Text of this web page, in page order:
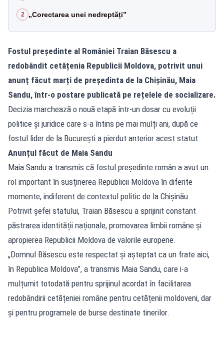
2 „Corectarea unei nedreptăți”
Fostul președinte al României Traian Băsescu a
redobândit cetățenia Republicii Moldova, potrivit unui
anunț făcut marți de președinta de la Chișinău, Maia
Sandu, într-o postare publicată pe rețelele de socializare.
Decizia marchează o nouă etapă într-un dosar cu evoluții
politice și juridice care s-a întins pe mai mulți ani, după ce
fostul lider de la București a pierdut anterior acest statut.
Anunțul făcut de Maia Sandu
Maia Sandu a transmis că fostul președinte român a avut un
rol important în susținerea Republicii Moldova în diferite
momente, indiferent de contextul politic de la Chișinău.
Potrivit șefei statului, Traian Băsescu a sprijinit constant
păstrarea identității naționale, promovarea limbii române și
apropierea Republicii Moldova de valorile europene.
„Domnul Băsescu este respectat şi aşteptat ca un frate aici,
în Republica Moldova”, a transmis Maia Sandu, care i-a
mulțumit totodată pentru sprijinul acordat în facilitarea
redobândirii cetățeniei române pentru cetățenii moldoveni, dar
și pentru programele de burse destinate tinerilor.